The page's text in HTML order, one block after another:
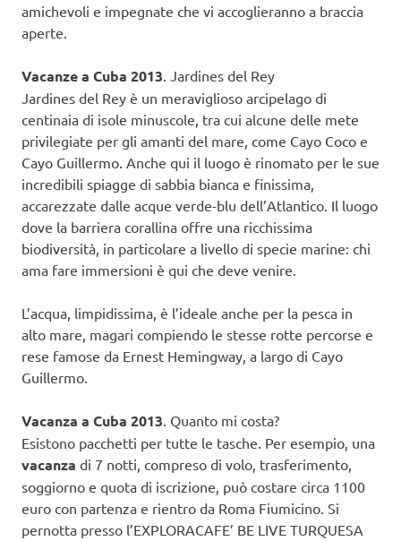
amichevoli e impegnate che vi accoglieranno a braccia
aperte.
Vacanze a Cuba 2013. Jardines del Rey
Jardines del Rey è un meraviglioso arcipelago di
centinaia di isole minuscole, tra cui alcune delle mete
privilegiate per gli amanti del mare, come Cayo Coco e
Cayo Guillermo. Anche qui il luogo è rinomato per le sue
incredibili spiagge di sabbia bianca e finissima,
accarezzate dalle acque verde-blu dell’Atlantico. Il luogo
dove la barriera corallina offre una ricchissima
biodiversità, in particolare a livello di specie marine: chi
ama fare immersioni è qui che deve venire.
L’acqua, limpidissima, è l’ideale anche per la pesca in
alto mare, magari compiendo le stesse rotte percorse e
rese famose da Ernest Hemingway, a largo di Cayo
Guillermo.
Vacanza a Cuba 2013. Quanto mi costa?
Esistono pacchetti per tutte le tasche. Per esempio, una
vacanza di 7 notti, compreso di volo, trasferimento,
soggiorno e quota di iscrizione, può costare circa 1100
euro con partenza e rientro da Roma Fiumicino. Si
pernotta presso l’EXPLORACAFE’ BE LIVE TURQUESA